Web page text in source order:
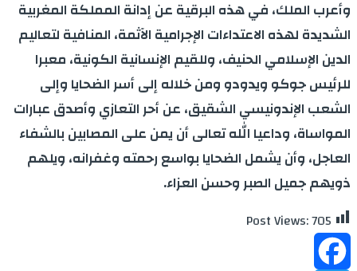
وأعرب الملك، في هذه البرقية عن إدانة المملكة المغربية
الشديدة لهذه الاعتداءات الإجرامية الآثمة، المنافية لتعاليم
الدين الإسلامي الحنيف، وللقيم الإنسانية الكونية، معبرا
للرئيس جوكو ويدودو ومن خلاله إلى أسر الضحايا وإلى
الشعب الإندونيسي الشقيق، عن أحر التعازي وأصدق عبارات
المواساة، وداعيا الله تعالى أن يمن على المصابين بالشفاء
العاجل، وأن يشمل الضحايا بواسع رحمته وغفرانه، ويلهم
ذويهم جميل الصبر وحسن العزاء.
Post Views:705